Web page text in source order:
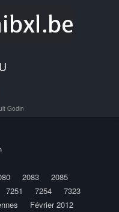
Godin
2083
2085
7251 7254
7323
Février 2012